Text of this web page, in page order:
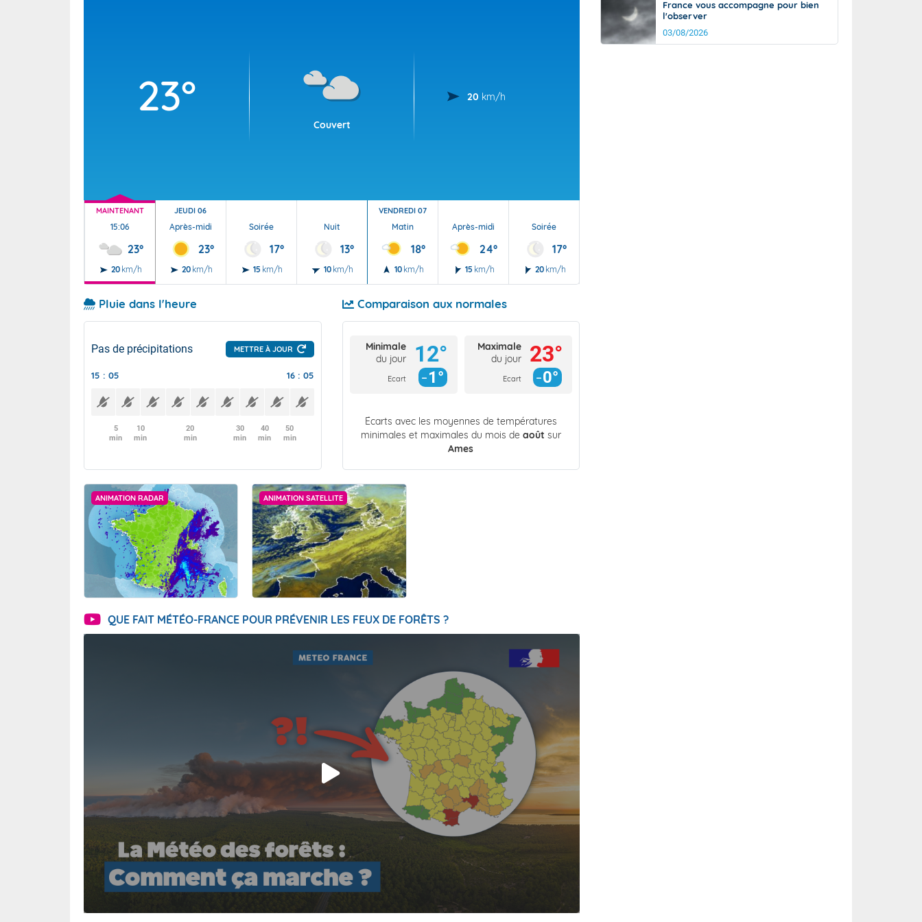
23°
Couvert
20 km/h
MAINTENANT
15:06
23°
20 km/h
JEUDI 06
Après-midi
23°
20 km/h
Soirée
17°
15 km/h
Nuit
13°
10 km/h
VENDREDI 07
Matin
18°
10 km/h
Après-midi
24°
15 km/h
Soirée
17°
20 km/h
Pluie dans l'heure
Pas de précipitations METTRE À JOUR
15 : 05 16 : 05
5
min
10
min
20
min
30
min
40
min
50
min
Comparaison aux normales
Minimale
du jour
Ecart
12°
1°
Maximale
du jour
Ecart
23°
0°
Écarts avec les moyennes de températures
minimales et maximales du mois de août sur
Ames
ANIMATION RADAR ANIMATION SATELLITE
QUE FAIT MÉTÉO-FRANCE POUR PRÉVENIR LES FEUX DE FORÊTS ?
France vous accompagne pour bien
l'observer
03/08/2026